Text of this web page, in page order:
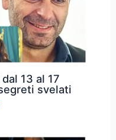
13 al 17
svelati